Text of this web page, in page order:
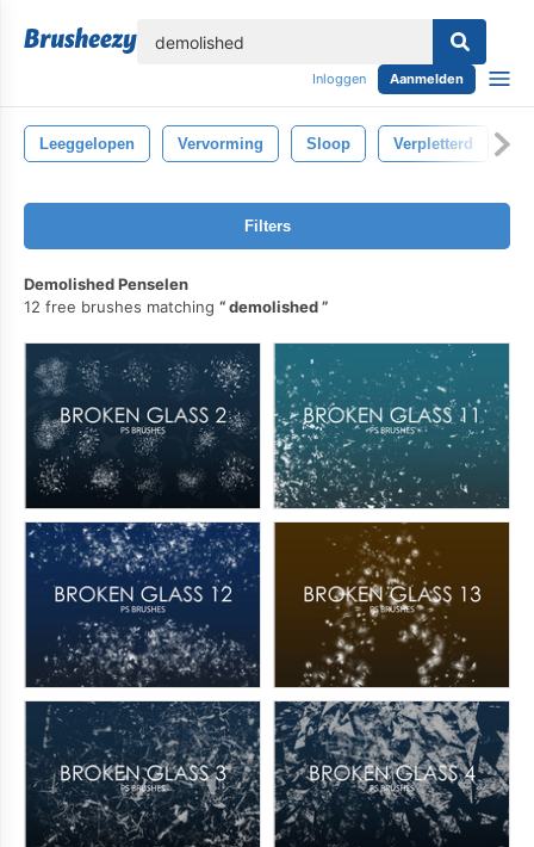
Inloggen Aanmelden
Leeggelopen Vervorming Sloop Verpletterd
Filters
Demolished Penselen
12 free brushes matching
demolished